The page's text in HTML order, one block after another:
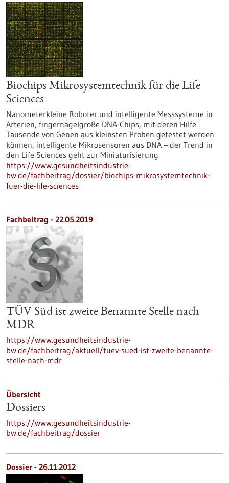
Biochips Mikrosystemtechnik für die Life
Sciences
Nanometerkleine Roboter und intelligente Messsysteme in
Arterien, fingernagelgroße DNA-Chips, mit deren Hilfe
Tausende von Genen aus kleinsten Proben getestet werden
können, intelligente Mikrosensoren aus DNA – der Trend in
den Life Sciences geht zur Miniaturisierung.
https://www.gesundheitsindustrie-
bw.de/fachbeitrag/dossier/biochips-mikrosystemtechnik-
fuer-die-life-sciences
Fachbeitrag - 22.05.2019
TÜV Süd ist zweite Benannte Stelle nach
MDR
https://www.gesundheitsindustrie-
bw.de/fachbeitrag/aktuell/tuev-sued-ist-zweite-benannte-
stelle-nach-mdr
Übersicht
Dossiers
https://www.gesundheitsindustrie-
bw.de/fachbeitrag/dossier
Dossier - 26.11.2012